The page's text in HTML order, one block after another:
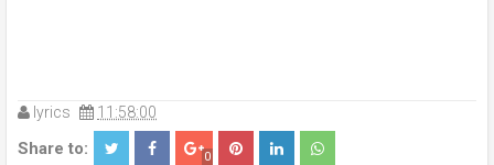
lyrics 11:58:00
Share to: 0